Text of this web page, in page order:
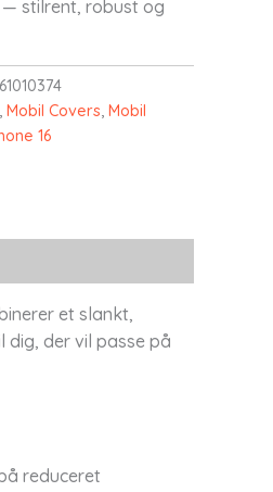
stilrent, robust og
Mobil Covers, Mobil
16
et slankt,
der vil passe på
reduceret